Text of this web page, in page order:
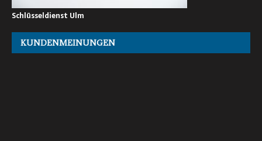
Schlüsseldienst Ulm
KUNDENMEINUNGEN